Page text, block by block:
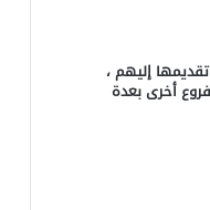
إليهم ،
أخرى بعدة